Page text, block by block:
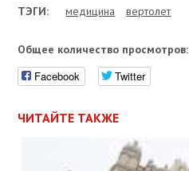
ТЭГИ: медицина вертолет
Общее количество просмотров:
Facebook Twitter
ЧИТАЙТЕ ТАКЖЕ